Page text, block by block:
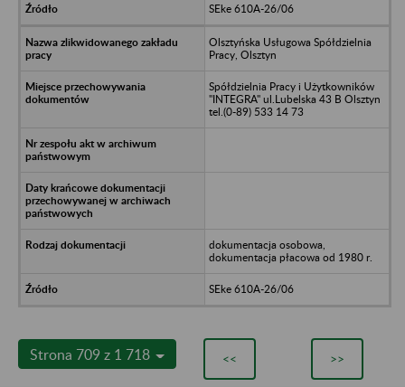
SEke 610A-26/06
Olsztyńska Usługowa Spółdzielnia
Pracy, Olsztyn
Spółdzielnia Pracy i Użytkowników
"INTEGRA" ul.Lubelska 43 B Olsztyn
tel.(0-89) 533 14 73
dokumentacja osobowa,
dokumentacja płacowa od 1980 r.
SEke 610A-26/06
Strona 709 z 1 718 << >>